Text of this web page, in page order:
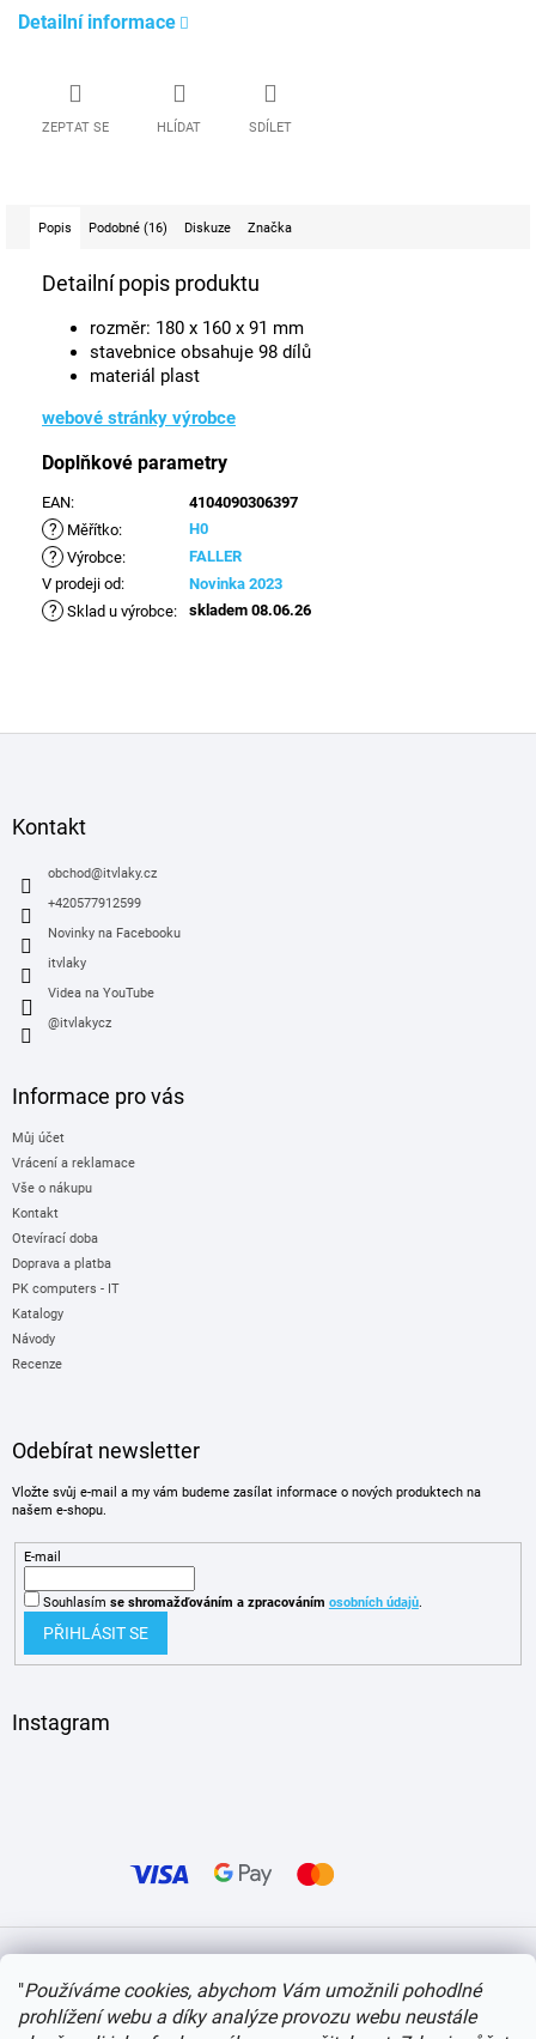
"Používáme cookies, abychom Vám umožnili pohodlné
prohlížení webu a díky analýze provozu webu neustále
Detailní informace
ZEPTAT SE HLÍDAT SDÍLET
Popis Podobné (16) Diskuze Značka
Detailní popis produktu
rozměr: 180 x 160 x 91 mm
stavebnice obsahuje 98 dílů
materiál plast
webové stránky výrobce
Doplňkové parametry
EAN: 4104090306397
? Měřítko: H0
? Výrobce:
FALLER
V prodeji od: Novinka 2023
? Sklad u výrobce: skladem 08.06.26
Kontakt
obchod@itvlaky.cz
+420577912599
Novinky na Facebooku
itvlaky
Videa na YouTube
@itvlakycz
Informace pro vás
Můj účet
Vrácení a reklamace
Vše o nákupu
Kontakt
Otevírací doba
Doprava a platba
PK computers - IT
Katalogy
Návody
Recenze
Odebírat newsletter
Vložte svůj e-mail a my vám budeme zasílat informace o nových produktech na
našem e-shopu.
E-mail
Souhlasím se shromažďováním a zpracováním osobních údajů.
PŘIHLÁSIT SE
Instagram
Copyright 2026itvlaky.cz . Všechna práva vyhrazena. Upravit nastavení cookies